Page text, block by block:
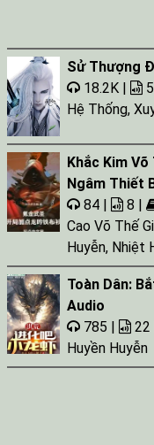
Sử Thượng
18.2K |
Hệ Thống,
Khắc Kim
Ngâm Thiết
84 |
8 |
Cao Võ Thế
Huyễn, Nhiệt
Toàn Dân:
Audio
785 |
22
Huyền Huyễn